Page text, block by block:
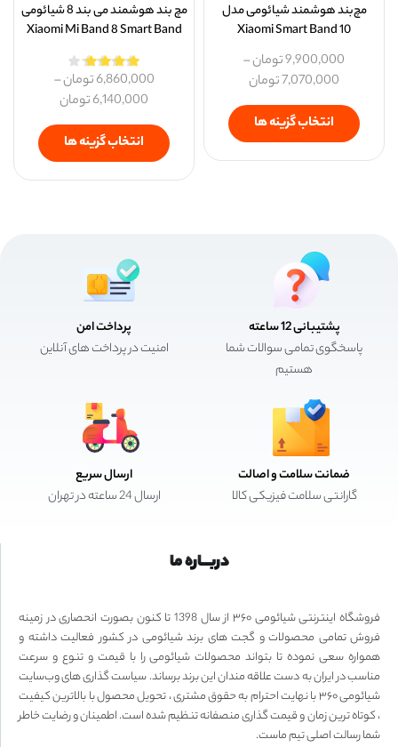
مچ‌بند هوشمند شیائومی مدل
Xiaomi Smart Band 10
9,900,000تومان–
7,070,000تومان
انتخاب گزینه ها
مچ بند هوشمند می بند 8 شیائومی
Xiaomi Mi Band 8 Smart Band
6,860,000تومان–
6,140,000تومان
انتخاب گزینه ها
پشتیبانی 12 ساعته
پاسخگوی تمامی سوالات شما
هستیم
پرداخت امن
امنیت در پرداخت های آنلاین
ضمانت سلامت و اصالت
گارانتی سلامت فیزیکی کالا
ارسال سریع
ارسال 24 ساعته در تهران
دربـــاره ما
فروشگاه اینترنتی شیائومی ۳۶۰ از سال 1398 تا کنون بصورت انحصاری در زمینه
فروش تمامی محصولات و گجت های برند شیائومی در کشور فعالیت داشته و
همواره سعی نموده تا بتواند محصولات شیائومی را با قیمت و تنوع و سرعت
مناسب در ایران به دست علاقه مندان این برند برساند. سیاست گذاری های وب‌سایت
شیائومی ۳۶۰ با نهایت احترام به حقوق مشتری ، تحویل محصول با بالاترین کیفیت
، کوتاه ترین زمان و قیمت گذاری منصفانه تنظیم شده است. اطمینان و رضایت خاطر
شما رسالت اصلی تیم ماست.